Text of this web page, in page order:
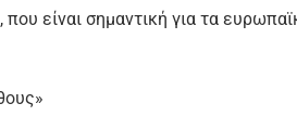
είναι σημαντική για τα